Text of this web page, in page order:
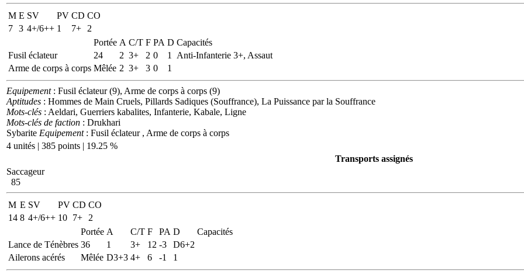
M E SV PV CD CO
7 3 4+/6++ 1 7+
2
Portée A C/T F PA D Capacités
Fusil éclateur
24 2 3+ 2 0 1
Anti-Infanterie 3+, Assaut
Arme de corps à corps Mêlée 2 3+ 3 0 1
Equipement: Fusil éclateur (9), Arme de corps à corps (9)
Aptitudes : Hommes de Main Cruels, Pillards Sadiques (Souffrance), La Puissance par la Souffrance
Mots-clés : Aeldari, Guerriers kabalites, Infanterie, Kabale, Ligne
Mots-clés de faction : Drukhari
Sybarite Equipement: Fusil éclateur , Arme de corps à corps
4 unités | 385 points | 19.25 %
Transports assignés
Saccageur
85
M E SV PV CD CO
14 8 4+/6++ 10 7+
2
Portée A C/T F PA D
Capacités
Lance de Ténèbres 36 1 3+ 12 -3
D6+2
Ailerons acérés
Mêlée D3+3 4+ 6 -1 1